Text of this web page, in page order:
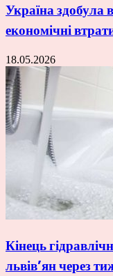
Україна здобула
економічні
18.05.2026
Кінець
львів’ян через